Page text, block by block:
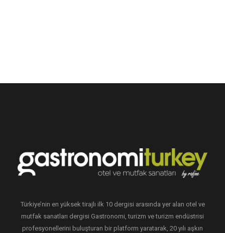
Türkiye’nin en yüksek tirajlı ilk 10 dergisi arasında yer alan otel ve
mutfak sanatları dergisi Gastronomi, turizm ve turizm endüstrisi
profesyonellerini buluşturan bir platform yaratarak, 20 yılı aşkın